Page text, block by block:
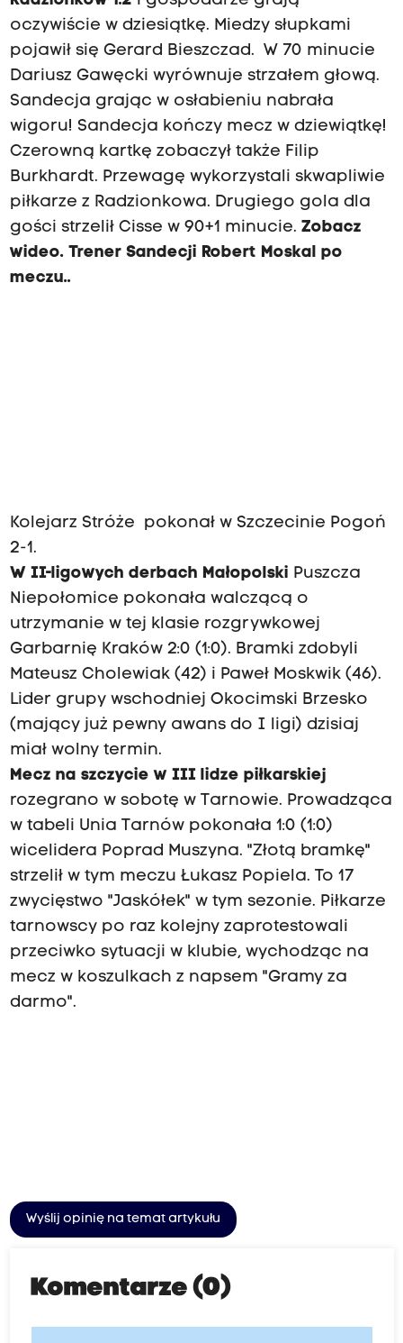
oczywiście w dziesiątkę. Miedzy słupkami
pojawił się Gerard Bieszczad. W 70 minucie
Dariusz Gawęcki wyrównuje strzałem głową.
Sandecja grając w osłabieniu nabrała
wigoru! Sandecja kończy mecz w dziewiątkę!
Czerowną kartkę zobaczył także Filip
Burkhardt. Przewagę wykorzystali skwapliwie
piłkarze z Radzionkowa. Drugiego gola dla
gości strzelił Cisse w 90+1 minucie. Zobacz
wideo. Trener Sandecji Robert Moskal po
meczu..
Kolejarz Stróże pokonał w Szczecinie Pogoń
2-1.
W II-ligowych derbach Małopolski Puszcza
Niepołomice pokonała walczącą o
utrzymanie w tej klasie rozgrywkowej
Garbarnię Kraków 2:0 (1:0). Bramki zdobyli
Mateusz Cholewiak (42) i Paweł Moskwik (46).
Lider grupy wschodniej Okocimski Brzesko
(mający już pewny awans do I ligi) dzisiaj
miał wolny termin.
Mecz na szczycie w III lidze piłkarskiej
rozegrano w sobotę w Tarnowie. Prowadząca
w tabeli Unia Tarnów pokonała 1:0 (1:0)
wicelidera Poprad Muszyna. "Złotą bramkę"
strzelił w tym meczu Łukasz Popiela. To 17
zwycięstwo "Jaskółek" w tym sezonie. Piłkarze
tarnowscy po raz kolejny zaprotestowali
przeciwko sytuacji w klubie, wychodząc na
mecz w koszulkach z napsem "Gramy za
darmo".
Wyślij opinię na temat artykułu
Komentarze (0)